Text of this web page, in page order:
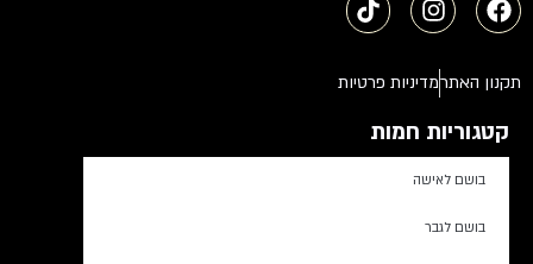
תקנון האתרמדיניות פרטיות
קטגוריות חמות
בושם לאישה
בושם לגבר